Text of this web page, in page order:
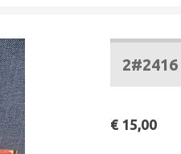
€ 15,00